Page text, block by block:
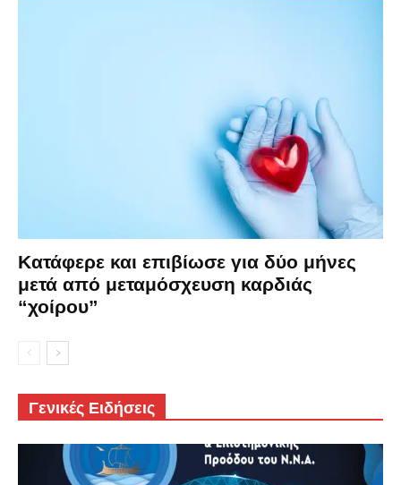
Κατάφερε και επιβίωσε για δύο μήνες
μετά από μεταμόσχευση καρδιάς
“χοίρου”
Γενικές Ειδήσεις